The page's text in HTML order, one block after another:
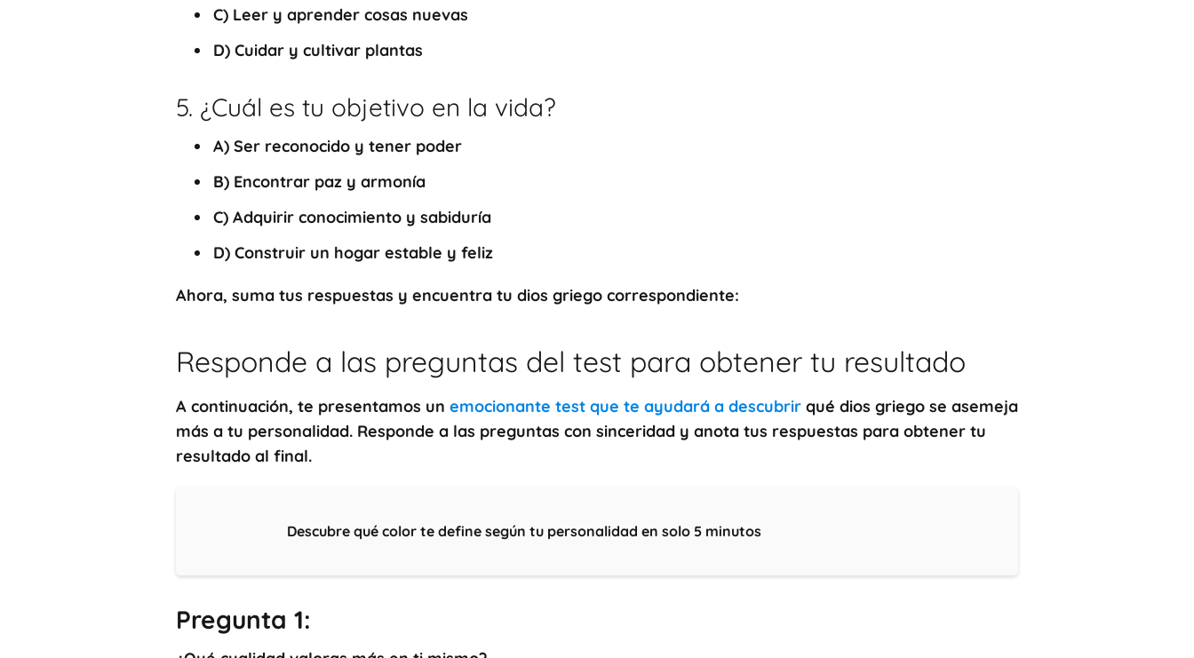
C) Leer y aprender cosas nuevas
D) Cuidar y cultivar plantas
5. ¿Cuál es tu objetivo en la vida?
A) Ser reconocido y tener poder
B) Encontrar paz y armonía
C) Adquirir conocimiento y sabiduría
D) Construir un hogar estable y feliz
Ahora, suma tus respuestas y encuentra tu dios griego correspondiente:
Responde a las preguntas del test para obtener tu resultado
A continuación, te presentamos un emocionante test que te ayudará a descubrir qué dios griego se asemeja
más a tu personalidad. Responde a las preguntas con sinceridad y anota tus respuestas para obtener tu
resultado al final.
Descubre qué color te define según tu personalidad en solo 5 minutos
Pregunta 1: